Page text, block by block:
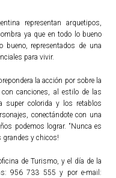
representan arquetipos,
ya que en todo lo bueno
representados de una
para vivir.
la acción por sobre la
canciones, al estilo de las
super colorida y los retablos
conectándote con una
podemos lograr. “Nunca es
grandes y chicos!
de Turismo, y el día de la
956 733 555 y por e-mail: